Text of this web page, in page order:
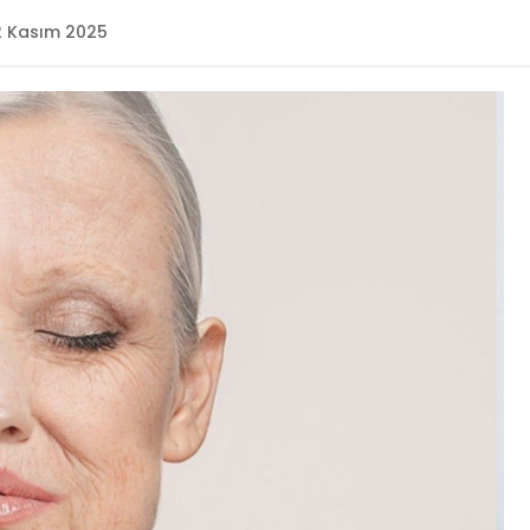
Kasım 2025